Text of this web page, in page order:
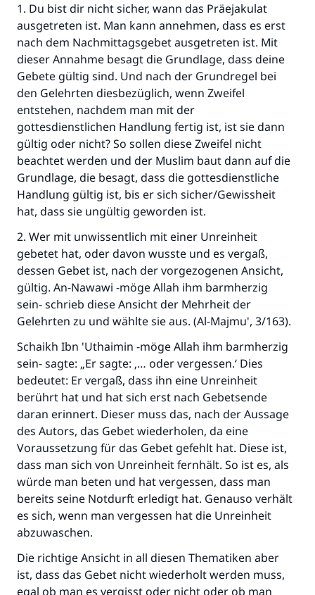
1. Du bist dir nicht sicher, wann das Präejakulat
ausgetreten ist. Man kann annehmen, dass es erst
nach dem Nachmittagsgebet ausgetreten ist. Mit
dieser Annahme besagt die Grundlage, dass deine
Gebete gültig sind. Und nach der Grundregel bei
den Gelehrten diesbezüglich, wenn Zweifel
entstehen, nachdem man mit der
gottesdienstlichen Handlung fertig ist, ist sie dann
gültig oder nicht? So sollen diese Zweifel nicht
beachtet werden und der Muslim baut dann auf die
Grundlage, die besagt, dass die gottesdienstliche
Handlung gültig ist, bis er sich sicher/Gewissheit
hat, dass sie ungültig geworden ist.
2. Wer mit unwissentlich mit einer Unreinheit
gebetet hat, oder davon wusste und es vergaß,
dessen Gebet ist, nach der vorgezogenen Ansicht,
gültig. An-Nawawi -möge Allah ihm barmherzig
sein- schrieb diese Ansicht der Mehrheit der
Gelehrten zu und wählte sie aus. (Al-Majmu', 3/163).
Schaikh Ibn 'Uthaimin -möge Allah ihm barmherzig
sein- sagte: „Er sagte: ‚… oder vergessen.‘ Dies
bedeutet: Er vergaß, dass ihn eine Unreinheit
berührt hat und hat sich erst nach Gebetsende
daran erinnert. Dieser muss das, nach der Aussage
des Autors, das Gebet wiederholen, da eine
Voraussetzung für das Gebet gefehlt hat. Diese ist,
dass man sich von Unreinheit fernhält. So ist es, als
würde man beten und hat vergessen, dass man
bereits seine Notdurft erledigt hat. Genauso verhält
es sich, wenn man vergessen hat die Unreinheit
abzuwaschen.
Die richtige Ansicht in all diesen Thematiken aber
ist, dass das Gebet nicht wiederholt werden muss,
egal ob man es vergisst oder nicht oder ob man
Die Antwort Nr. 110845 rettete eine
Ehe.
Unterstütze die Arbeit von Islam Q&A
Der Prophet -Allahs Segen und Frieden auf
ihm- sagte:
"Wer zum Guten aufruft, hat den Lohn
desjenigen, der sie durchführt."
(MUSLIM 1893)
Beitrag dazu